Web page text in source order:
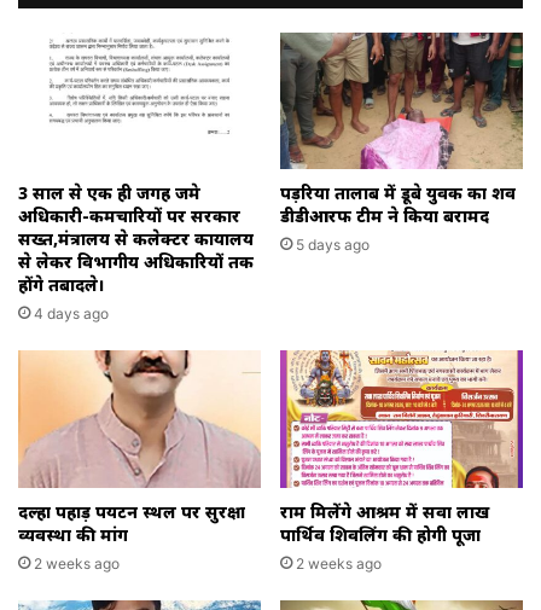
3 साल से एक ही जगह जमे
अधिकारी-कर्मचारियों पर सरकार
सख्त,मंत्रालय से कलेक्टर कार्यालय
से लेकर विभागीय अधिकारियों तक
होंगे तबादले।
4 days ago
पड़रिया तालाब में डूबे युवक का शव
डीडीआरफ टीम ने किया बरामद
5 days ago
दल्हा पहाड़ पर्यटन स्थल पर सुरक्षा
व्यवस्था की मांग
2 weeks ago
राम मिलेंगे आश्रम में सवा लाख
पार्थिव शिवलिंग की होगी पूजा
2 weeks ago